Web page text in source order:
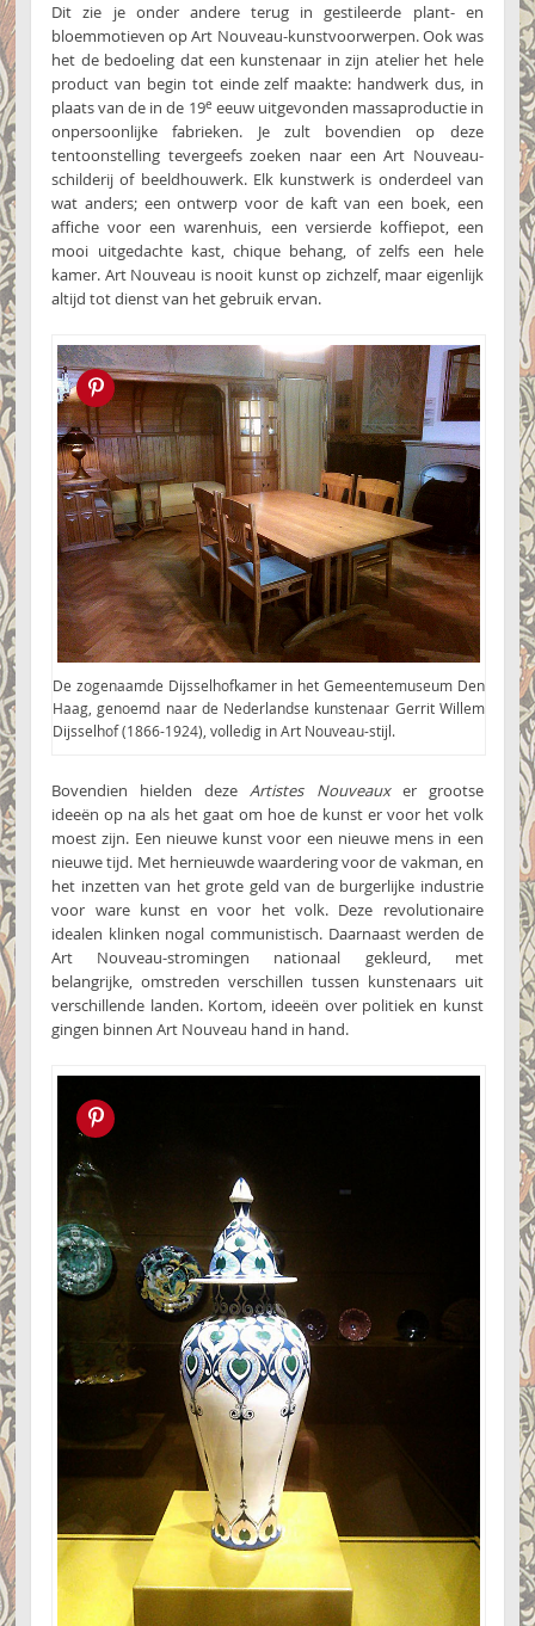
Dit zie je onder andere terug in gestileerde plant- en
bloemmotieven op Art Nouveau-kunstvoorwerpen. Ook was
het de bedoeling dat een kunstenaar in zijn atelier het hele
product van begin tot einde zelf maakte: handwerk dus, in
plaats van de in de 19e eeuw uitgevonden massaproductie in
onpersoonlijke fabrieken. Je zult bovendien op deze
tentoonstelling tevergeefs zoeken naar een Art Nouveau-
schilderij of beeldhouwerk. Elk kunstwerk is onderdeel van
wat anders; een ontwerp voor de kaft van een boek, een
affiche voor een warenhuis, een versierde koffiepot, een
mooi uitgedachte kast, chique behang, of zelfs een hele
kamer. Art Nouveau is nooit kunst op zichzelf, maar eigenlijk
altijd tot dienst van het gebruik ervan.
Pin this!
De zogenaamde Dijsselhofkamer in het Gemeentemuseum Den
Haag, genoemd naar de Nederlandse kunstenaar Gerrit Willem
Dijsselhof (1866-1924), volledig in Art Nouveau-stijl.
Bovendien hielden dezeArtistes Nouveauxer grootse
ideeën op na als het gaat om hoe de kunst er voor het volk
moest zijn. Een nieuwe kunst voor een nieuwe mens in een
nieuwe tijd. Met hernieuwde waardering voor de vakman, en
het inzetten van het grote geld van de burgerlijke industrie
voor ware kunst en voor het volk. Deze revolutionaire
idealen klinken nogal communistisch. Daarnaast werden de
Art Nouveau-stromingen nationaal gekleurd, met
belangrijke, omstreden verschillen tussen kunstenaars uit
verschillende landen. Kortom, ideeën over politiek en kunst
gingen binnen Art Nouveau hand in hand.
Pin this!